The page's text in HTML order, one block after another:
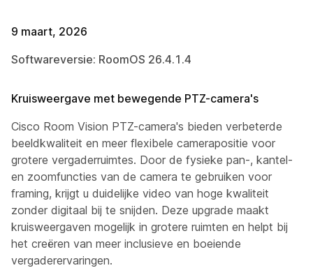
9 maart, 2026
Softwareversie: RoomOS 26.4.1.4
Kruisweergave met bewegende PTZ-camera's
Cisco Room Vision PTZ-camera's bieden verbeterde
beeldkwaliteit en meer flexibele camerapositie voor
grotere vergaderruimtes. Door de fysieke pan-, kantel-
en zoomfuncties van de camera te gebruiken voor
framing, krijgt u duidelijke video van hoge kwaliteit
zonder digitaal bij te snijden. Deze upgrade maakt
kruisweergaven mogelijk in grotere ruimten en helpt bij
het creëren van meer inclusieve en boeiende
vergaderervaringen.